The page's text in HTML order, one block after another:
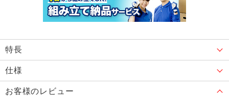
特長
仕様
お客様のレビュー